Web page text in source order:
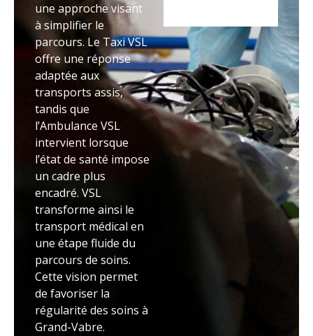
une approche visant
à simplifier le
parcours. Le Taxi VSL
offre une réponse
adaptée aux
transports assis,
tandis que
l’Ambulance VSL
intervient lorsque
l’état de santé impose
un cadre plus
encadré. VSL
transforme ainsi le
transport médical en
une étape fluide du
parcours de soins.
Cette vision permet
de favoriser la
régularité des soins à
Grand-Vabre.